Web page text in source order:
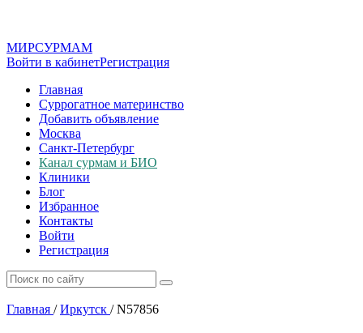
МИРСУРМАМ
Войти в кабинетРегистрация
Главная
Суррогатное материнство
Добавить объявление
Москва
Санкт-Петербург
Канал сурмам и БИО
Клиники
Блог
Избранное
Контакты
Войти
Регистрация
Главная / Иркутск /N57856